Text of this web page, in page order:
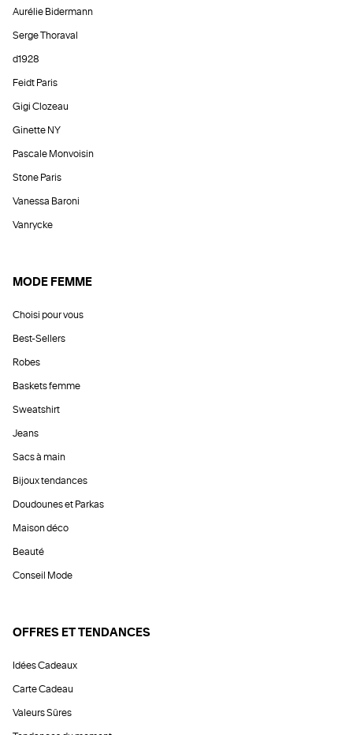
Aurélie Bidermann
Serge Thoraval
d1928
Feidt Paris
Gigi Clozeau
Ginette NY
Pascale Monvoisin
Stone Paris
Vanessa Baroni
Vanrycke
MODE FEMME
Choisi pour vous
Best-Sellers
Robes
Baskets femme
Sweatshirt
Jeans
Sacs à main
Bijoux tendances
Doudounes et Parkas
Maison déco
Beauté
Conseil Mode
OFFRES ET TENDANCES
Idées Cadeaux
Carte Cadeau
Valeurs Sûres